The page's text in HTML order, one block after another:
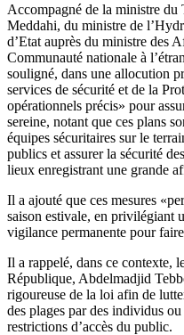
Accompagné de la ministre du
Meddahi, du ministre de
d’Etat auprès du ministre des
Communauté nationale à
souligné, dans une allocution
services de sécurité et de la
opérationnels précis» pour
sereine, notant que ces plans
équipes sécuritaires sur le
publics et assurer la sécurité
lieux enregistrant une grande
Il a ajouté que ces mesures
saison estivale, en privilégiant
vigilance permanente pour
Il a rappelé, dans ce contexte,
République, Abdelmadjid
rigoureuse de la loi afin de
des plages par des individus
restrictions d’accès du public.